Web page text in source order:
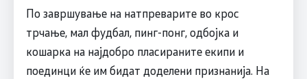
По завршување на натпреварите во крос
трчање, мал фудбал, пинг-понг, одбојка и
кошарка на најдобро пласираните екипи и
поединци ќе им бидат доделени признанија. На